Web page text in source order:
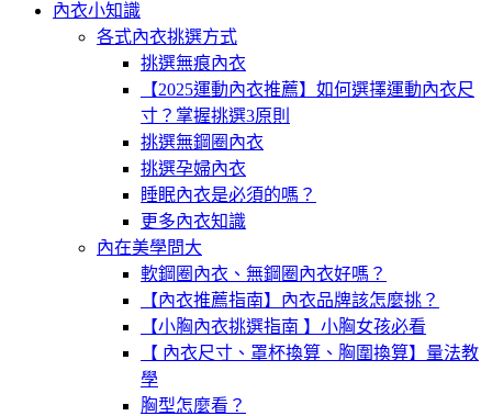
內衣小知識
各式內衣挑選方式
挑選無痕內衣
【2025運動內衣推薦】如何選擇運動內衣尺
寸？掌握挑選3原則
挑選無鋼圈內衣
挑選孕婦內衣
睡眠內衣是必須的嗎？
更多內衣知識
內在美學問大
軟鋼圈內衣、無鋼圈內衣好嗎？
【內衣推薦指南】內衣品牌該怎麼挑？
【小胸內衣挑選指南 】小胸女孩必看
【 內衣尺寸、罩杯換算、胸圍換算】量法教
學
胸型怎麼看？